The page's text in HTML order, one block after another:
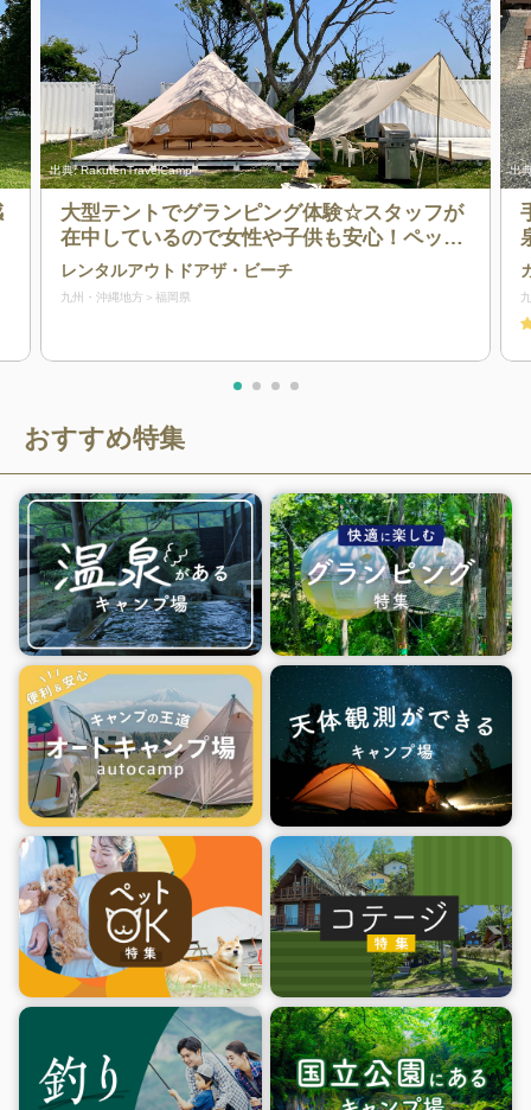
出典:RakutenTravelCamp
大型テントでグランピング体験☆スタッフが
在中しているので女性や子供も安心！ペット
歓迎！市内中心部から車で40分！手ぶらでキ
ャンプを楽しもう！糸島半島の海沿いでビー
レンタルアウトドアザ・ビーチ
九州・沖縄地方 福岡県
出
おすすめ特集